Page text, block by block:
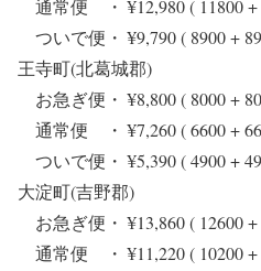
通常便 ・ ¥12,980 ( 11800
ついで便・ ¥9,790 ( 8900 +
王寺町(北葛城郡)
お急ぎ便・ ¥8,800 ( 8000 +
通常便 ・ ¥7,260 ( 6600 +
ついで便・ ¥5,390 ( 4900 +
大淀町(吉野郡)
お急ぎ便・ ¥13,860 ( 12600
通常便 ・ ¥11,220 ( 10200